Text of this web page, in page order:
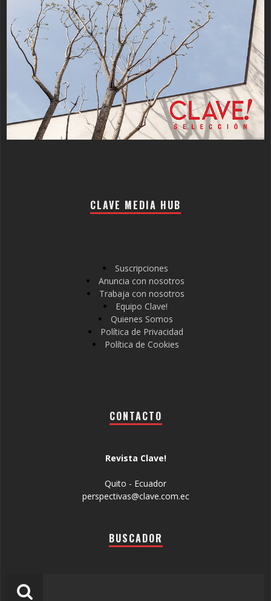
CLAVE MEDIA HUB
Suscripciones
Anuncia con nosotros
Trabaja con nosotros
Equipo Clave!
Quienes Somos
Política de Privacidad
Política de Cookies
CONTACTO
Revista Clave!
Quito - Ecuador
perspectivas@clave.com.ec
BUSCADOR